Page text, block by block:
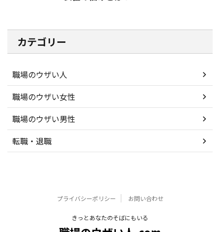
カテゴリー
職場のウザい人
職場のウザい女性
職場のウザい男性
転職・退職
プライバシーポリシー お問い合わせ
きっとあなたのそばにもいる